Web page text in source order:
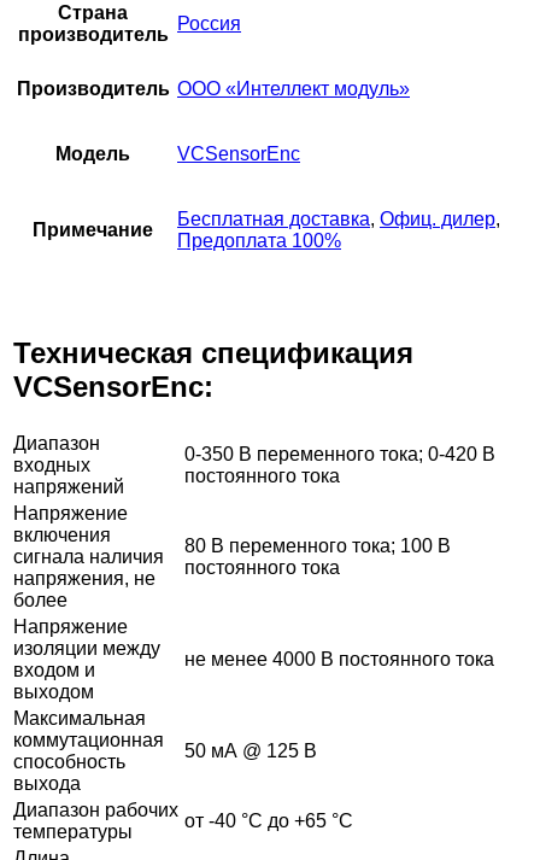
Страна
производитель
Россия
Производитель ООО «Интеллект модуль»
Модель VCSensorEnc
Примечание
Бесплатная доставка, Офиц. дилер,
Предоплата 100%
Техническая спецификация
VCSensorEnc:
Диапазон
входных
напряжений
0-350 В переменного тока; 0-420 В
постоянного тока
Напряжение
включения
сигнала наличия
напряжения, не
более
80 В переменного тока; 100 В
постоянного тока
Напряжение
изоляции между
входом и
выходом
не менее 4000 В постоянного тока
Максимальная
коммутационная
способность
выхода
50 мА @ 125 В
Диапазон рабочих
температуры
от -40 °С до +65 °С